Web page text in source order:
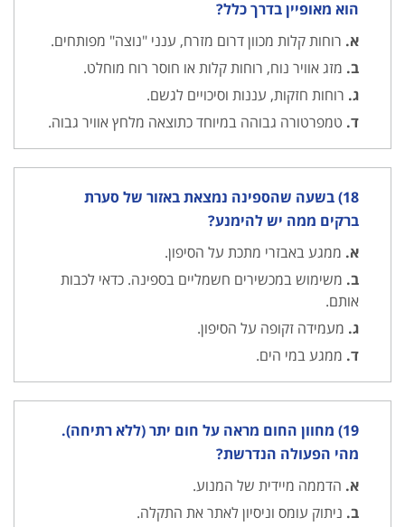
הוא מאופיין בדרך כלל?
א. רוחות קלות מכוון דרום מזרח, ענני "נוצה" מפותחים.
ב. מזג אוויר נוח, רוחות קלות או חוסר רוח מוחלט.
ג. רוחות חזקות, עננות וסיכויים לגשם.
ד. טמפרטורה גבוהה במיוחד כתוצאה מלחץ אוויר גבוה.
18) בשעה שהספינה נמצאת באזור של סערת
ברקים ממה יש להימנע?
א. ממגע באבזרי מתכת על הסיפון.
ב. משימוש במכשירים חשמליים בספינה. כדאי לכבות
אותם.
ג. מעמידה זקופה על הסיפון.
ד. ממגע במי הים.
19) מחוון החום מראה על חום יתר (ללא רתיחה).
מהי הפעולה הנדרשת?
א. הדממה מיידית של המנוע.
ב. ניתוק עומס וניסיון לאתר את התקלה.